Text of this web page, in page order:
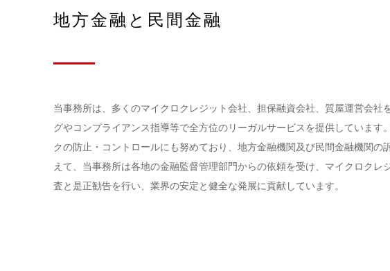
地方金融と民間金融
当事務所は、多くのマイクロクレジット会社、担保融資会社、質屋運営会
グやコンプライアンス指導等で全方位のリーガルサービスを提供していま
クの防止・コントロールにも努めており、地方金融機関及び民間金融機関
えて、当事務所は各地の金融監督管理部門からの依頼を受け、マイクロク
査と是正勧告を行い、業界の安定と健全な発展に貢献しています。